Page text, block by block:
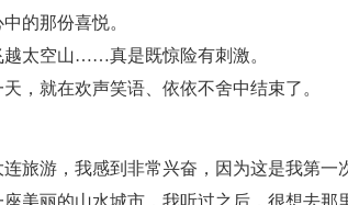
的那份喜悦。
太空山……真是既惊险有刺激。
，就在欢声笑语、依依不舍中结束了。
旅游，我感到非常兴奋，因为这是我第一
美丽的山水城市，我听过之后，很想去那